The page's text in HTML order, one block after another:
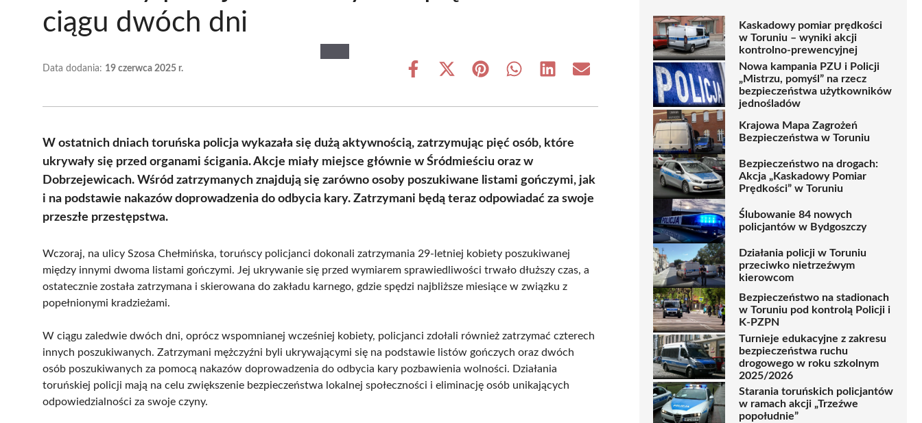
ciągu dwóch dni
Data dodania: 19 czerwca 2025 r.
Share
Share
(Twitter)
Share Share Share Share
W ostatnich dniach toruńska policja wykazała się dużą aktywnością, zatrzymując pięć osób, które
ukrywały się przed organami ścigania. Akcje miały miejsce głównie w Śródmieściu oraz w
Dobrzejewicach. Wśród zatrzymanych znajdują się zarówno osoby poszukiwane listami gończymi, jak
i na podstawie nakazów doprowadzenia do odbycia kary. Zatrzymani będą teraz odpowiadać za swoje
przeszłe przestępstwa.
Wczoraj, na ulicy Szosa Chełmińska, toruńscy policjanci dokonali zatrzymania 29-letniej kobiety poszukiwanej
między innymi dwoma listami gończymi. Jej ukrywanie się przed wymiarem sprawiedliwości trwało dłuższy czas, a
ostatecznie została zatrzymana i skierowana do zakładu karnego, gdzie spędzi najbliższe miesiące w związku z
popełnionymi kradzieżami.
W ciągu zaledwie dwóch dni, oprócz wspomnianej wcześniej kobiety, policjanci zdołali również zatrzymać czterech
innych poszukiwanych. Zatrzymani mężczyźni byli ukrywającymi się na podstawie listów gończych oraz dwóch
osób poszukiwanych za pomocą nakazów doprowadzenia do odbycia kary pozbawienia wolności. Działania
toruńskiej policji mają na celu zwiększenie bezpieczeństwa lokalnej społeczności i eliminację osób unikających
odpowiedzialności za swoje czyny.
Kaskadowy pomiar prędkości
w Toruniu – wyniki akcji
kontrolno-prewencyjnej
Nowa kampania PZU i Policji
„Mistrzu, pomyśl” na rzecz
bezpieczeństwa użytkowników
jednośladów
Krajowa Mapa Zagrożeń
Bezpieczeństwa w Toruniu
Bezpieczeństwo na drogach:
Akcja „Kaskadowy Pomiar
Prędkości” w Toruniu
Ślubowanie 84 nowych
policjantów w Bydgoszczy
Działania policji w Toruniu
przeciwko nietrzeźwym
kierowcom
Bezpieczeństwo na stadionach
w Toruniu pod kontrolą Policji i
K-PZPN
Turnieje edukacyjne z zakresu
bezpieczeństwa ruchu
drogowego w roku szkolnym
2025/2026
Starania toruńskich policjantów
w ramach akcji „Trzeźwe
popołudnie”